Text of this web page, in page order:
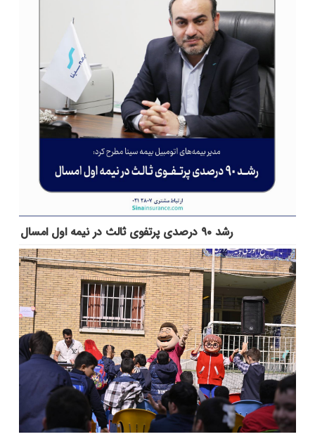
رشد ۹۰ درصدی پرتفوی ثالث در نیمه اول امسال